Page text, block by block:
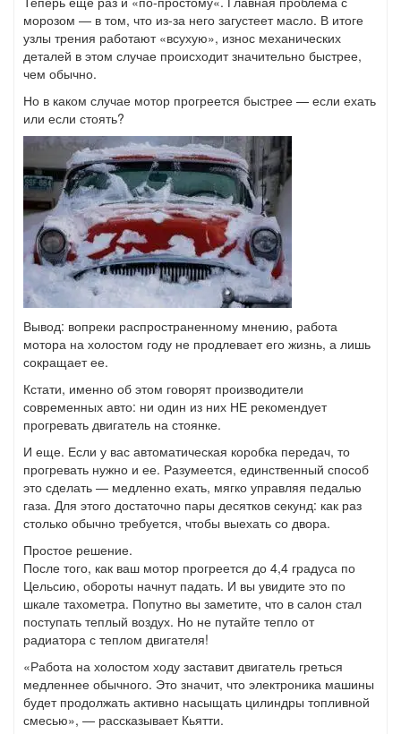
морозом — в том, что из-за него загустеет масло. В итоге
узлы трения работают «всухую», износ механических
деталей в этом случае происходит значительно быстрее,
чем обычно.
Но в каком случае мотор прогреется быстрее — если ехать
или если стоять?
Вывод: вопреки распространенному мнению, работа
мотора на холостом году не продлевает его жизнь, а лишь
сокращает ее.
Кстати, именно об этом говорят производители
современных авто: ни один из них НЕ рекомендует
прогревать двигатель на стоянке.
И еще. Если у вас автоматическая коробка передач, то
прогревать нужно и ее. Разумеется, единственный способ
это сделать — медленно ехать, мягко управляя педалью
газа. Для этого достаточно пары десятков секунд: как раз
столько обычно требуется, чтобы выехать со двора.
Простое решение.
После того, как ваш мотор прогреется до 4,4 градуса по
Цельсию, обороты начнут падать. И вы увидите это по
шкале тахометра. Попутно вы заметите, что в салон стал
поступать теплый воздух. Но не путайте тепло от
радиатора с теплом двигателя!
«Работа на холостом ходу заставит двигатель греться
медленнее обычного. Это значит, что электроника машины
будет продолжать активно насыщать цилиндры топливной
смесью», — рассказывает Кьятти.